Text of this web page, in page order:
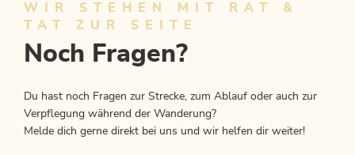
WIR STEHEN MIT RAT &
TAT ZUR SEITE
Noch Fragen?
Du hast noch Fragen zur Strecke, zum Ablauf oder auch zur
Verpflegung während der Wanderung?
Melde dich gerne direkt bei uns und wir helfen dir weiter!